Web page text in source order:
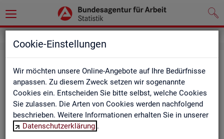
Cookie-Einstellungen
Wir möchten unsere Online-Angebote auf Ihre Bedürfnisse
anpassen. Zu diesem Zweck setzen wir sogenannte
Cookies ein. Entscheiden Sie bitte selbst, welche Cookies
Sie zulassen. Die Arten von Cookies werden nachfolgend
beschrieben. Weitere Informationen erhalten Sie in unserer
Datenschutzerklärung .
Be­ru­fe auf einen Blick
Die Dia­gram­me und Ta­bel­len wer­den jähr­lich ak­tua­li­siert und
ent­hal­ten In­for­ma­tio­nen zu den The­men Be­schäf­ti­gung, Ent­
gelt, Ar­beits­lo­sig­keit, ge­mel­de­te Ar­beits­stel­len und Fach­kräf­
te­be­darf aller Be­ru­fe sowie der MINT- und In­ge­nieur­be­ru­fe dif­
fe­ren­ziert nach dem An­for­de­rungs­ni­veau (z.B. Fach­kräf­te) für